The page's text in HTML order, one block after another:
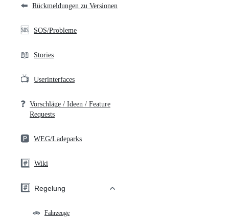
⬅️ Rückmeldungen zu Versionen
🆘 SOS/Probleme
📖 Stories
📺 Userinterfaces
❓ Vorschläge / Ideen / Feature
Requests
🅿️ WEG/Ladeparks
#️⃣ Wiki
#️⃣ Regelung
🚗 Fahrzeuge